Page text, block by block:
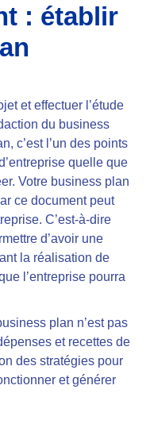
: établir
et effectuer l’étude
du business
c’est l’un des points
quelle que
Votre business plan
ce document peut
. C’est-à-dire
d’avoir une
la réalisation de
l’entreprise pourra
plan n’est pas
et recettes de
des stratégies pour
et générer